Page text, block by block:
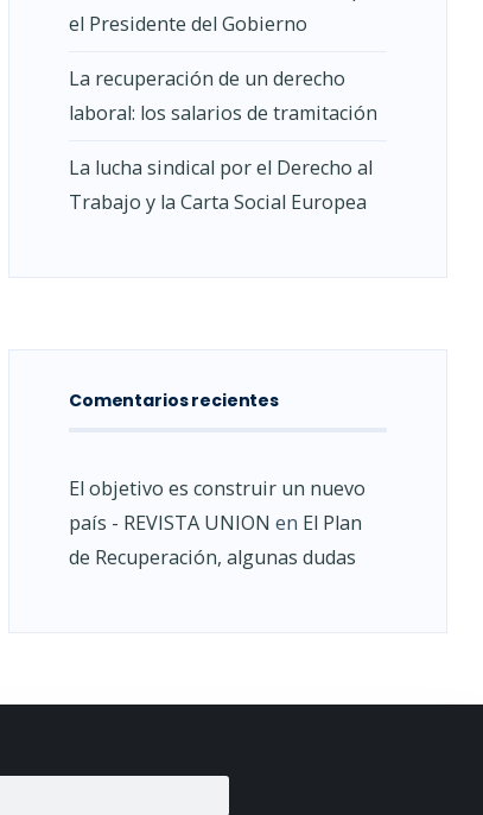
el Presidente del Gobierno
La recuperación de un derecho
laboral: los salarios de tramitación
La lucha sindical por el Derecho al
Trabajo y la Carta Social Europea
Comentarios recientes
El objetivo es construir un nuevo
país - REVISTA UNION en El Plan
de Recuperación, algunas dudas